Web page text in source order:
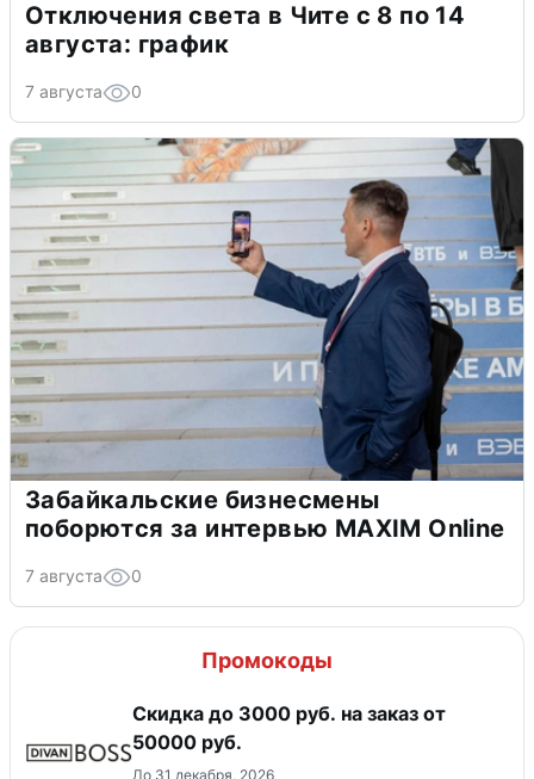
Отключения света в Чите с 8 по 14
августа: график
7 августа 0
Забайкальские бизнесмены
поборются за интервью MAXIM Online
7 августа 0
Промокоды
Скидка до 3000 руб. на заказ от
50000 руб.
До 31 декабря, 2026